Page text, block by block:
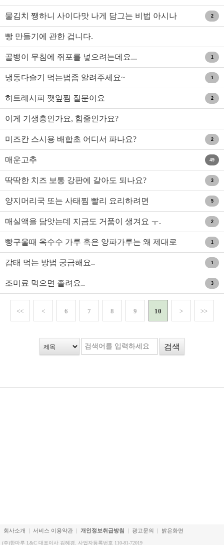
있을까요..
물김치 쨍하니 사이다맛 나게 담그는 비법 아시나
요?
2
빵 만들기에 관한 겁니다.
골뱅이 무침에 쥐포를 넣으려는데요... 1
냉동다슬기 먹는법좀 알려주세요~ 1
히트레시피 깻잎찜 질문이요 2
이게 기생충인가요, 힘줄인가요?
미즈칸 스시용 배합초 어디서 파나요? 2
매운고추 49
딱딱한 치즈 보통 강판에 갈아도 되나요? 3
양지머리국 또는 사태찜 빨리 요리하려면 5
매실액을 담앗는데 지금도 거품이 생겨요 ㅜ. 2
빵구울때 옥수수 가루 혹은 양파가루는 왜 제대로
냄새가 나지 않..
1
감태 먹는 방법 궁금해요.. 1
조미료 먹으면 졸려요.. 3
<< < 6 7 8 9 10 > >>
회사소개 서비스 이용약관 개인정보취급방침 광고문의 밝은화면
(주)한마루 L&C 대표이사 김혜경. 사업자등록번호 110-81-72019